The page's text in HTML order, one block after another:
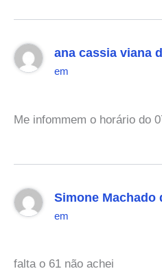
ana cassia viana
em
Me infommem o horário do
Simone Machado
em
falta o 61 não achei